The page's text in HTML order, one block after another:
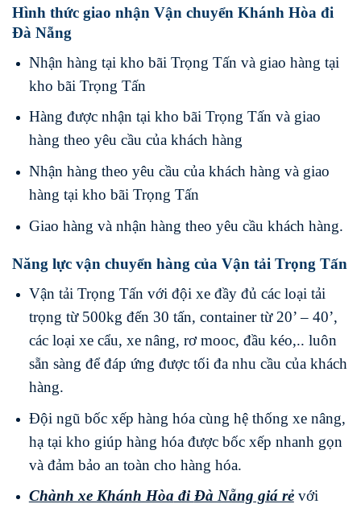
Hình thức giao nhận Vận chuyển Khánh Hòa đi
Đà Nẵng
Nhận hàng tại kho bãi Trọng Tấn và giao hàng tại
kho bãi Trọng Tấn
Hàng được nhận tại kho bãi Trọng Tấn và giao
hàng theo yêu cầu của khách hàng
Nhận hàng theo yêu cầu của khách hàng và giao
hàng tại kho bãi Trọng Tấn
Giao hàng và nhận hàng theo yêu cầu khách hàng.
Năng lực vận chuyển hàng của Vận tải Trọng Tấn
Vận tải Trọng Tấn với đội xe đầy đủ các loại tải
trọng từ 500kg đến 30 tấn, container từ 20’ – 40’,
các loại xe cẩu, xe nâng, rơ mooc, đầu kéo,.. luôn
sẵn sàng để đáp ứng được tối đa nhu cầu của khách
hàng.
Đội ngũ bốc xếp hàng hóa cùng hệ thống xe nâng,
hạ tại kho giúp hàng hóa được bốc xếp nhanh gọn
và đảm bảo an toàn cho hàng hóa.
Chành xe Khánh Hòa điĐà Nẵng giá rẻvới